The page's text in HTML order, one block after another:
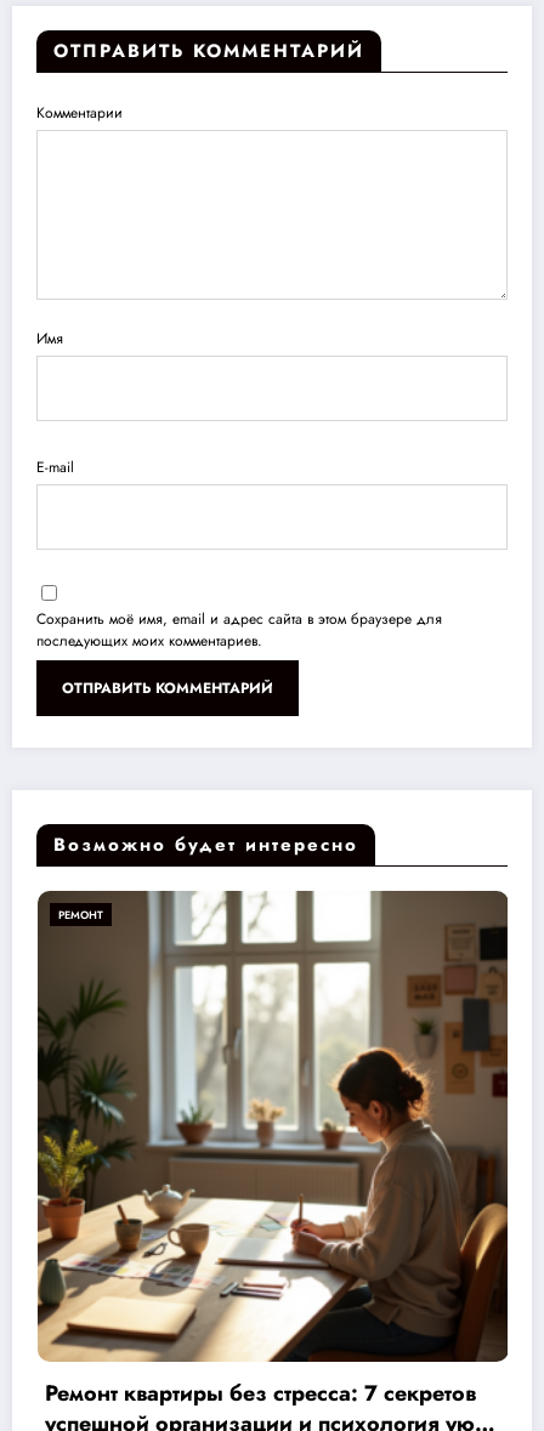
ОТПРАВИТЬ КОММЕНТАРИЙ
Комментарии
Имя
E-mail
Сохранить моё имя, email и адрес сайта в этом браузере для
последующих моих комментариев.
Возможно будет интересно
РЕМОНТ
Узнайте, как сократить смету на
шагов к экономии до 30% и